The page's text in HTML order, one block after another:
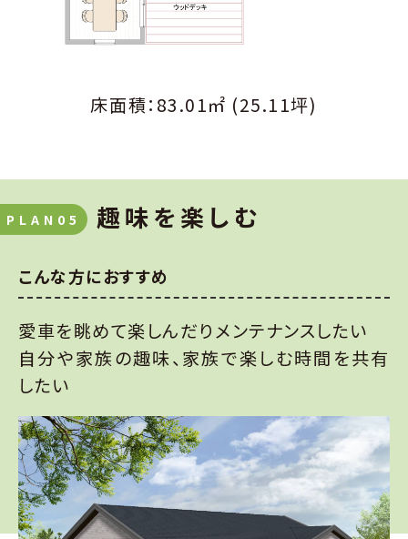
床面積：83.01㎡ (25.11坪)
PLAN05 趣味を楽しむ
こんな方におすすめ
愛車を眺めて楽しんだりメンテナンスしたい
自分や家族の趣味、家族で楽しむ時間を共有
したい